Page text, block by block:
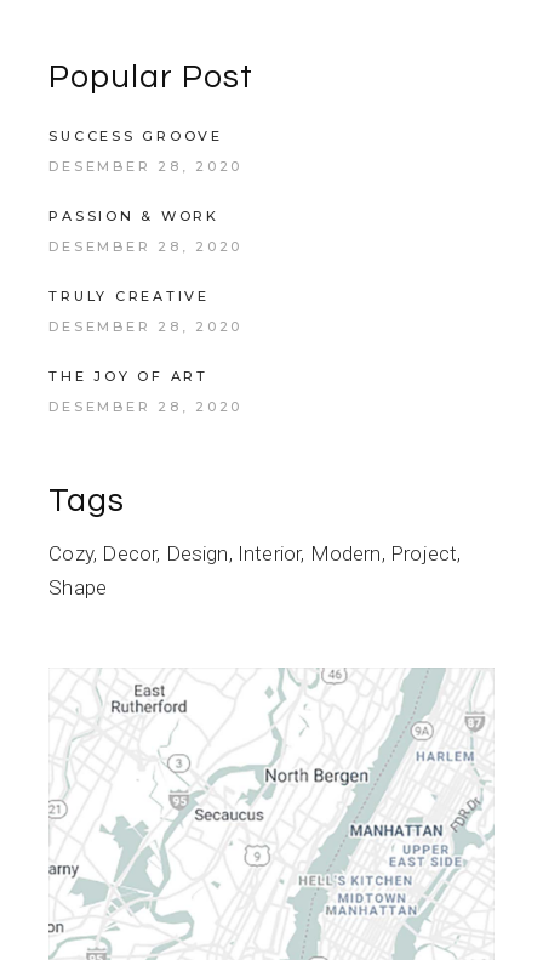
Popular Post
SUCCESS GROOVE
DESEMBER 28, 2020
PASSION & WORK
DESEMBER 28, 2020
TRULY CREATIVE
DESEMBER 28, 2020
THE JOY OF ART
DESEMBER 28, 2020
Tags
Cozy Decor Design Interior Modern Project
Shape